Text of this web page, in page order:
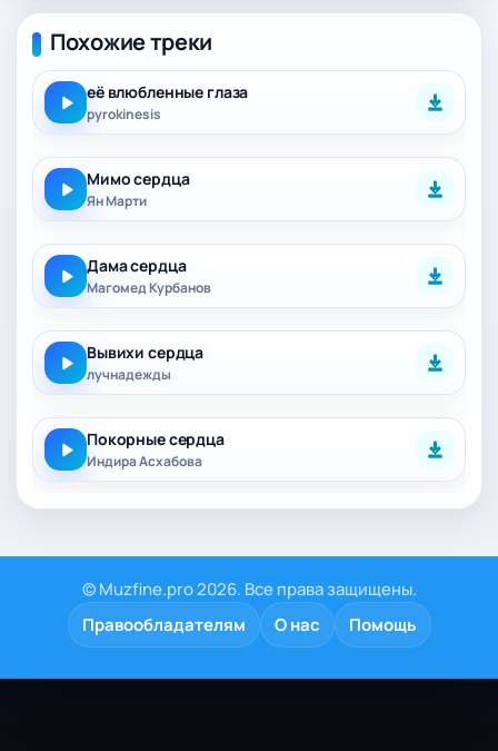
Похожие треки
её влюбленные глаза
pyrokinesis
Мимо сердца
Ян Марти
Дама сердца
Магомед Курбанов
Вывихи сердца
лучнадежды
Покорные сердца
Индира Асхабова
© Muzfine.pro 2026. Все права защищены.
Правообладателям
О нас Помощь